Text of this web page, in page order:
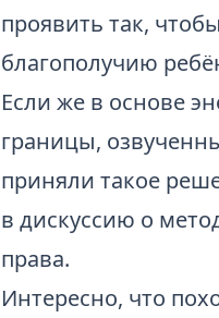
проявить так,
благополучию
Если же в основе
границы,
приняли такое
в дискуссию о
права.
Интересно, что